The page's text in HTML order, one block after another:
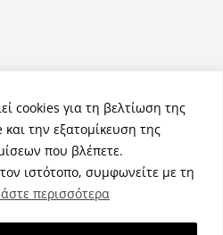
cookies για τη βελτίωση της
την εξατομίκευση της
που βλέπετε.
ιστότοπο, συμφωνείτε με τη
περισσότερα
2026NemeaPress. Τα πνευματικά
προστατεύονται.
Κατασκευασμένο με